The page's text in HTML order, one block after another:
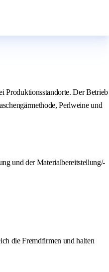
Produktionsstandorte. Der Betrieb
Perlweine und
und der Materialbereitstellung/-
die Fremdfirmen und halten